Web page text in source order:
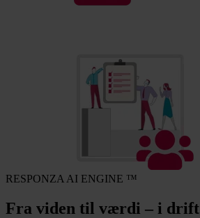
RESPONZA AI ENGINE ™
Fra viden til værdi – i drift